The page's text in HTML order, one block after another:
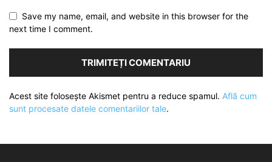
Save my name, email, and website in this browser for the
next time I comment.
Acest site folosește Akismet pentru a reduce spamul. Află cum
sunt procesate datele comentariilor tale.